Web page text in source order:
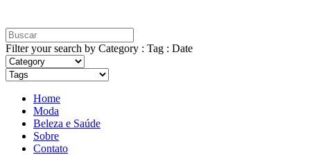
Filter your search by Category : Tag : Date
Home
Moda
Beleza e Saúde
Sobre
Contato